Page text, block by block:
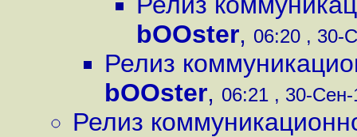
bOOster, 06:20 , 30-
Релиз
bOOster, 06:21 , 30-
Релиз